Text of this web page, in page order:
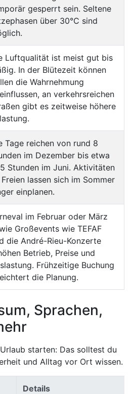
gesperrt sein. Seltene
über 30°C sind
Luftqualität ist meist gut bis
In der Blütezeit können
die Wahrnehmung
an verkehrsreichen
gibt es zeitweise höhere
Tage reichen von rund 8
im Dezember bis etwa
Stunden im Juni. Aktivitäten
lassen sich im Sommer
einplanen.
im Februar oder März
Großevents wie TEFAF
die André-Rieu-Konzerte
Betrieb, Preise und
Frühzeitige Buchung
die Planung.
Sprachen,
starten: Das solltest du
und Alltag vor Ort wissen.
Details